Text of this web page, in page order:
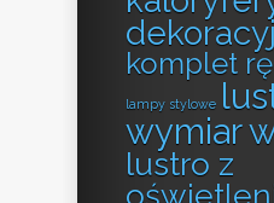
komplet
lampy stylowe
wymiar
lustro z